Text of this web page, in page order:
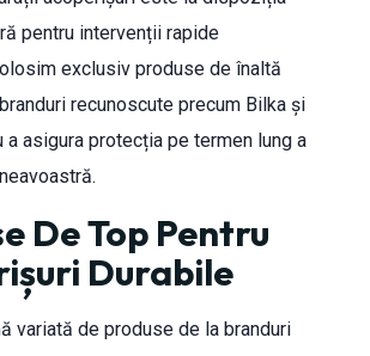
pentru intervenții rapide
exclusiv produse de înaltă
recunoscute precum Bilka și
a asigura protecția pe termen lung a
De Top Pentru
Durabile
variată de produse de la branduri